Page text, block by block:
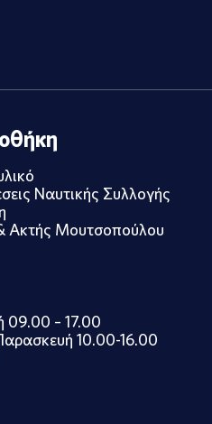
Ναυτικής Συλλογής
Ακτής Μουτσοπούλου
09.00 – 17.00
10.00-16.00